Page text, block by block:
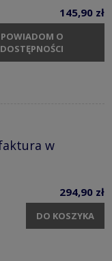
145,90 zł
POWIADOM O
DOSTĘPNOŚCI
w
294,90 zł
DO KOSZYKA